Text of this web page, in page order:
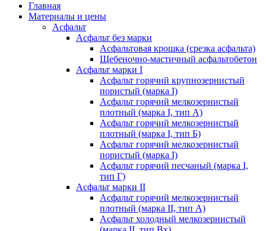
Главная
Материалы и цены
Асфальт
Асфальт без марки
Асфальтовая крошка (срезка асфальта)
Щебеночно-мастичный асфальтобетон
Асфальт марки I
Асфальт горячий крупнозернистый
пористый (марка I)
Асфальт горячий мелкозернистый
плотный (марка I, тип А)
Асфальт горячий мелкозернистый
плотный (марка I, тип Б)
Асфальт горячий мелкозернистый
пористый (марка I)
Асфальт горячий песчаный (марка I,
тип Г)
Асфальт марки II
Асфальт горячий мелкозернистый
плотный (марка II, тип А)
Асфальт холодный мелкозернистый